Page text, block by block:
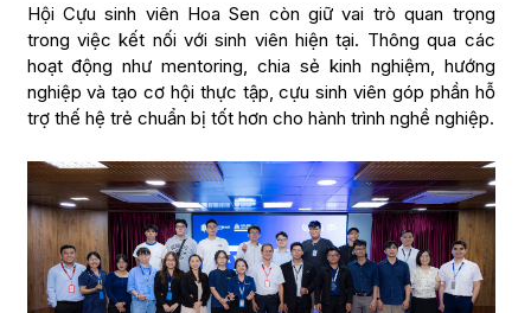
Hội Cựu sinh viên Hoa Sen còn giữ vai trò quan trọng
trong việc kết nối với sinh viên hiện tại. Thông qua các
hoạt động như mentoring, chia sẻ kinh nghiệm, hướng
nghiệp và tạo cơ hội thực tập, cựu sinh viên góp phần hỗ
trợ thế hệ trẻ chuẩn bị tốt hơn cho hành trình nghề nghiệp.